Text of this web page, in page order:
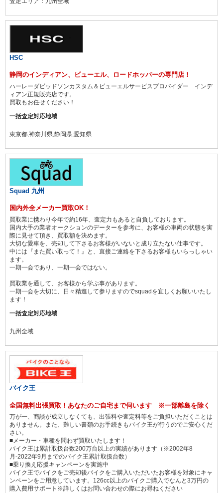
HSC
静岡のインディアン、ビューエル、ロードホッパーの専門店！
ハーレーダビッドソンカスタム＆ビューエルサービスプロバイダー インデ
ィアン正規販売店です。
買取もお任せください！
一括査定対応地域
東京都,神奈川県,静岡県,愛知県
Squad 九州
国内外全メーカー買取OK！
買取業に携わり今年で約16年、査定力もあると自負しております。
国内大手の業者オークションのデーターを参考に、お客様の車両の状態を実
際に見せて頂き、買取額を決めます。
大切な愛車を、売却して下さるお客様がいないと成り立たない仕事です。
中には『また買い取って！』と、直接ご連絡を下さるお客様もいらっしゃい
ます。
一期一会であり、一期一会ではない。
買取業を通して、お客様から学ぶ事があります。
一期一会を大切に、日々精進して参りますのでsquadを宜しくお願いいたし
ます！
一括査定対応地域
九州全域
バイク王
全国無料出張買取！あなたのご自宅まで伺います ※一部離島を除く
万が一、商談が成立しなくても、出張料や査定料等をご負担いただくことは
ありません。また、難しい書類のお手続きもバイク王が行うのでご安心くだ
さい。
■メーカー・車種を問わず買取いたします！
バイク王は累計取扱台数200万台以上の実績があります（※2002年8
月-2022年9月までのバイク王累計取扱台数）
■乗り換え応援キャンペーンを実施中
バイク王でバイクをご売却後バイクをご購入いただいたお客様を対象にキャ
ンペーンをご用意しています。126cc以上のバイクご購入でなんと3万円の
購入費用サポート※詳しくはお問い合わせの際にお尋ねください